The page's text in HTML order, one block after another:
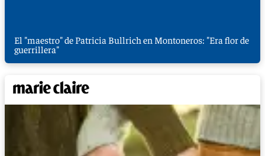
El "maestro" de Patricia Bullrich en Montoneros: "Era flor de
guerrillera"